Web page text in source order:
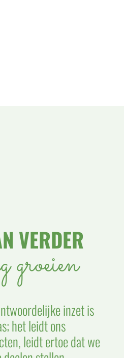
VERDER
groeien
inzet is
het leidt ons
leidt ertoe dat we